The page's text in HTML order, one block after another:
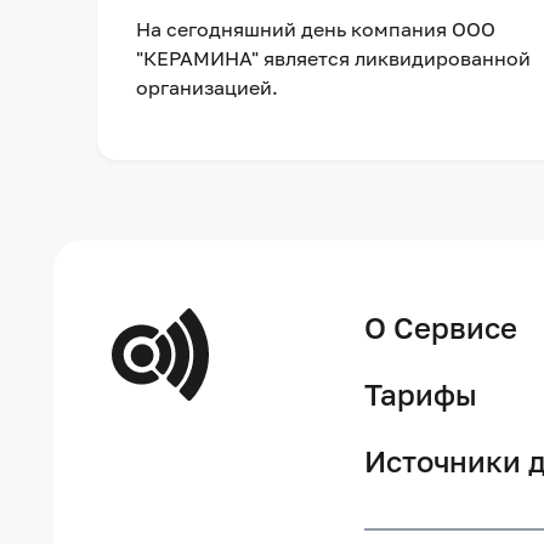
На сегодняшний день компания ООО
"КЕРАМИНА" является ликвидированной
организацией.
О Сервисе
Тарифы
Источники